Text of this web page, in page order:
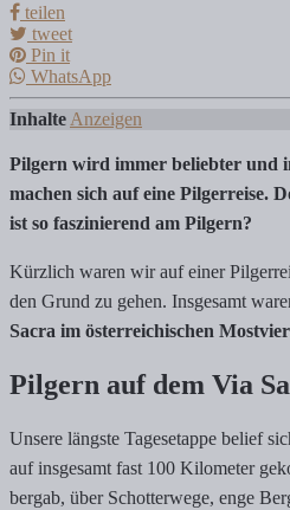
teilen
tweet
Pin it
WhatsApp
Inhalte Anzeigen
Pilgern wird immer beliebter und
machen sich auf eine Pilgerreise.
ist so faszinierend am Pilgern?
Kürzlich waren wir auf einer
den Grund zu gehen. Insgesamt
Sacra im österreichischen
Pilgern auf dem Via
Unsere längste Tagesetappe belief
auf insgesamt fast 100 Kilometer
bergab, über Schotterwege, enge